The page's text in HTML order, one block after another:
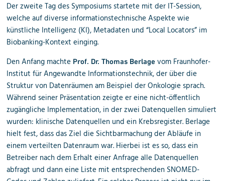
Der zweite Tag des Symposiums startete mit der IT-Session,
welche auf diverse informationstechnische Aspekte wie
künstliche Intelligenz (KI), Metadaten und “Local Locators” im
Biobanking-Kontext einging.
Den Anfang machte Prof. Dr. Thomas Berlage vom Fraunhofer-
Institut für Angewandte Informationstechnik, der über die
Struktur von Datenräumen am Beispiel der Onkologie sprach.
Während seiner Präsentation zeigte er eine nicht-öffentlich
zugängliche Implementation, in der zwei Datenquellen simuliert
wurden: klinische Datenquellen und ein Krebsregister. Berlage
hielt fest, dass das Ziel die Sichtbarmachung der Abläufe in
einem verteilten Datenraum war. Hierbei ist es so, dass ein
Betreiber nach dem Erhalt einer Anfrage alle Datenquellen
abfragt und dann eine Liste mit entsprechenden SNOMED-